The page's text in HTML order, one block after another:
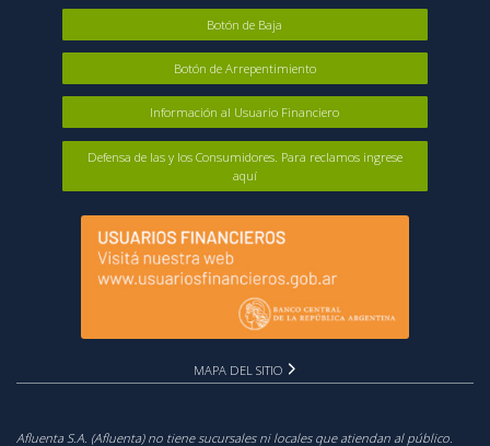
Botón de Baja
Botón de Arrepentimiento
Información al Usuario Financiero
Defensa de las y los Consumidores. Para reclamos ingrese
aquí
MAPA DEL SITIO
Afluenta S.A. (Afluenta) no tiene sucursales ni locales que atiendan al público.